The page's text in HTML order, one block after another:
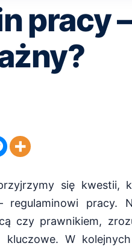
pracy
się kwestii,
regulaminowi pracy.
czy prawnikiem,
kluczowe. W